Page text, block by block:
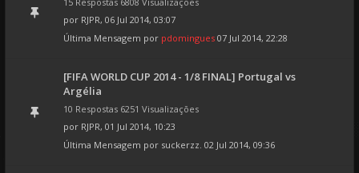
por RJPR, 06 Jul 2014, 03:07
Última Mensagem por pdomingues 07 Jul 2014, 22:28
[FIFA WORLD CUP 2014 - 1/8 FINAL] Portugal vs
Argélia
10 Respostas 6251 Visualizações
por RJPR, 01 Jul 2014, 10:23
Última Mensagem por suckerzz. 02 Jul 2014, 09:36